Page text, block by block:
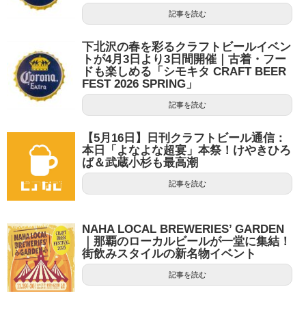
記事を読む
下北沢の春を彩るクラフトビールイベン
トが4月3日より3日間開催｜古着・フー
ドも楽しめる「シモキタ CRAFT BEER
FEST 2026 SPRING」
記事を読む
【5月16日】日刊クラフトビール通信：
本日「よなよな超宴」本祭！けやきひろ
ば＆武蔵小杉も最高潮
記事を読む
NAHA LOCAL BREWERIES’ GARDEN
｜那覇のローカルビールが一堂に集結！
街飲みスタイルの新名物イベント
記事を読む